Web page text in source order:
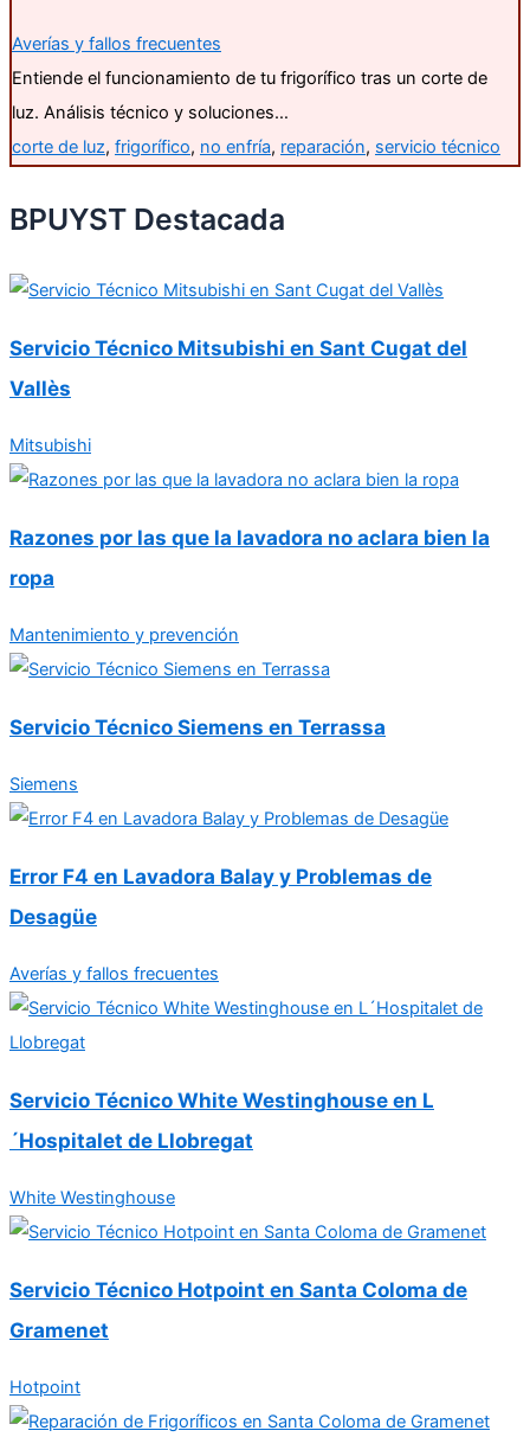
Averías y fallos frecuentes
Entiende el funcionamiento de tu frigorífico tras un corte de
luz. Análisis técnico y soluciones…
corte de luz, frigorífico, no enfría, reparación, servicio técnico
BPUYST Destacada
Servicio Técnico Mitsubishi en Sant Cugat del
Vallès
Mitsubishi
Razones por las que la lavadora no aclara bien la
ropa
Mantenimiento y prevención
Servicio Técnico Siemens en Terrassa
Siemens
Error F4 en Lavadora Balay y Problemas de
Desagüe
Averías y fallos frecuentes
Servicio Técnico White Westinghouse en L
´Hospitalet de Llobregat
White Westinghouse
Servicio Técnico Hotpoint en Santa Coloma de
Gramenet
Hotpoint